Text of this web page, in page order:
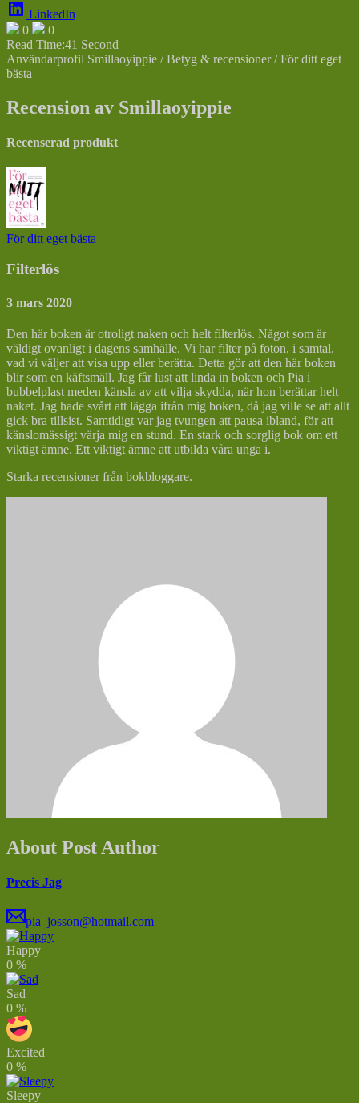
LinkedIn
0
0
Read Time:41 Second
Användarprofil Smillaoyippie / Betyg & recensioner / För ditt eget
bästa
Recension av Smillaoyippie
Recenserad produkt
För ditt eget bästa
Filterlös
3 mars 2020
Den här boken är otroligt naken och helt filterlös. Något som är
väldigt ovanligt i dagens samhälle. Vi har filter på foton, i samtal,
vad vi väljer att visa upp eller berätta. Detta gör att den här boken
blir som en käftsmäll. Jag får lust att linda in boken och Pia i
bubbelplast meden känsla av att vilja skydda, när hon berättar helt
naket. Jag hade svårt att lägga ifrån mig boken, då jag ville se att allt
gick bra tillsist. Samtidigt var jag tvungen att pausa ibland, för att
känslomässigt värja mig en stund. En stark och sorglig bok om ett
viktigt ämne. Ett viktigt ämne att utbilda våra unga i.
Starka recensioner från bokbloggare.
About Post Author
Precis Jag
pia_josson@hotmail.com
Happy
0 %
Sad
0 %
Excited
0 %
Sleepy